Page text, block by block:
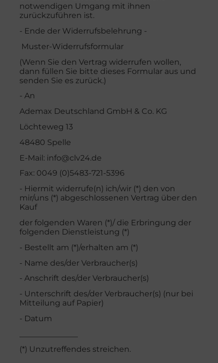
notwendigen Umgang mit ihnen
zurückzuführen ist.
- Ende der Widerrufsbelehrung -
Muster-Widerrufsformular
(Wenn Sie den Vertrag widerrufen wollen,
dann füllen Sie bitte dieses Formular aus und
senden Sie es zurück.)
- An
Ademax Deutschland GmbH & Co. KG
Löchteweg 13
48480 Spelle
E-Mail: info@clv24.de
Fax: 0049 (0)5483-721-5396
- Hiermit widerrufe(n) ich/wir (*) den von
mir/uns (*) abgeschlossenen Vertrag über den
Kauf
der folgenden Waren (*)/ die Erbringung der
folgenden Dienstleistung (*)
- Bestellt am (*)/erhalten am (*)
- Name des/der Verbraucher(s)
- Anschrift des/der Verbraucher(s)
- Unterschrift des/der Verbraucher(s) (nur bei
Mitteilung auf Papier)
- Datum
(*) Unzutreffendes streichen.